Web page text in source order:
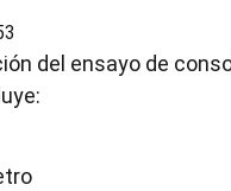
del ensayo de